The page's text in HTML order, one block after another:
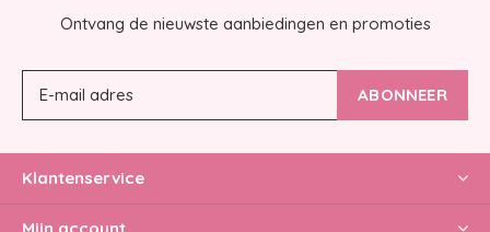
Ontvang de nieuwste aanbiedingen en promoties
ABONNEER
Klantenservice